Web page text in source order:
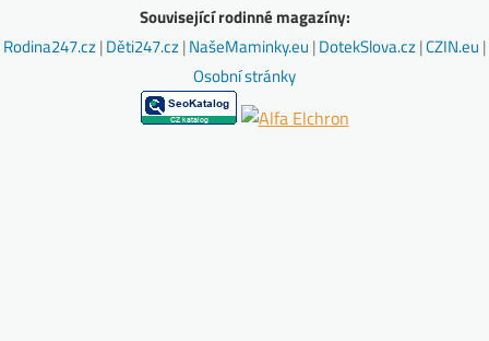
Související rodinné magazíny:
Rodina247.cz|Děti247.cz|NašeMaminky.eu |DotekSlova.cz|CZIN.eu |
Osobní stránky